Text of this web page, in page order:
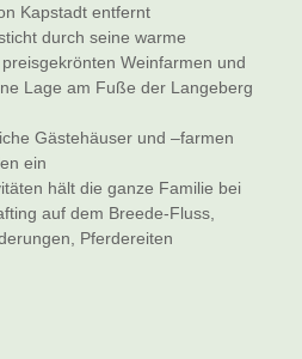
Kapstadt entfernt
durch seine warme
Weinfarmen und
Lage am Fuße der Langeberg
Gästehäuser und –farmen
ein
hält die ganze Familie bei
auf dem Breede-Fluss,
Pferdereiten